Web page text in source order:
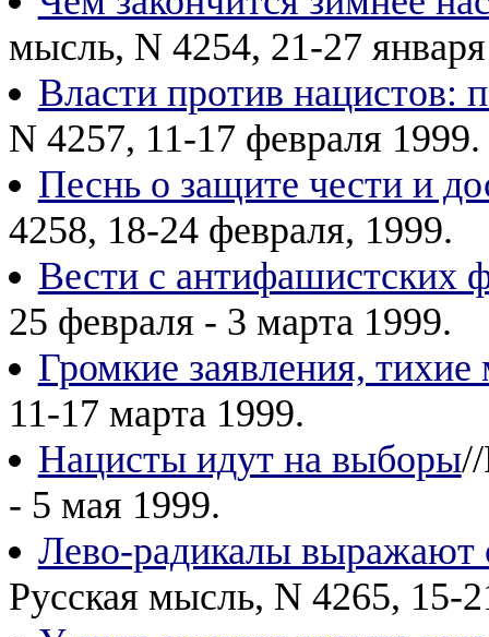
мысль, N 4254, 21-27
Власти против нацистов:
N 4257, 11-17 февраля 1999.
Песнь о защите чести и
4258, 18-24 февраля, 1999.
Вести с антифашистских
25 февраля - 3 марта 1999.
Громкие заявления,
11-17 марта 1999.
Нацисты идут на выборы
- 5 мая 1999.
Лево-радикалы выражают
Русская мысль, N 4265, 15-